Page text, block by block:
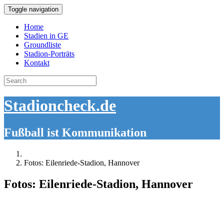
Toggle navigation
Home
Stadien in GE
Groundliste
Stadion-Porträts
Kontakt
Search
for:
Stadioncheck.de
Fußball ist Kommunikation
Fotos: Eilenriede-Stadion, Hannover
Fotos: Eilenriede-Stadion, Hannover